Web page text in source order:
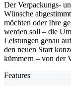
Der Verpackungs-
Wünsche
möchten oder Ihre
werden soll – die
Leistungen genau
den neuen Start
kümmern – von der
Features